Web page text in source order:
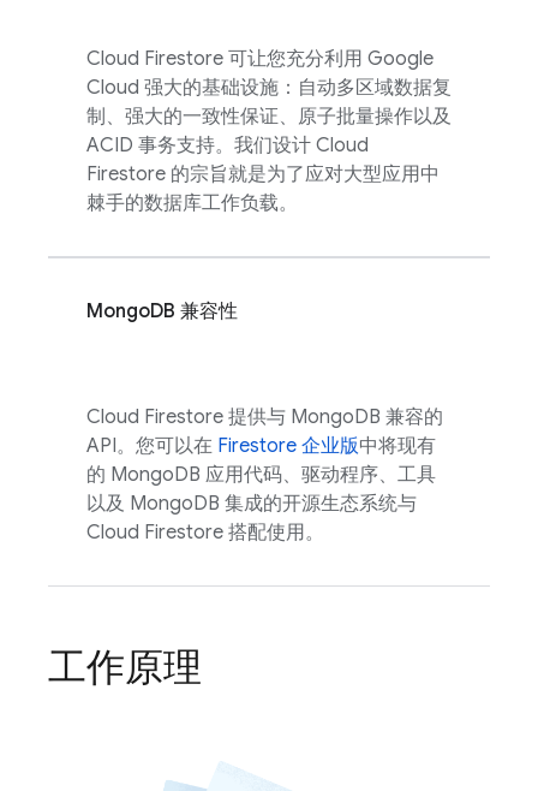
Cloud Firestore 可让您充分利用 Google
Cloud 强大的基础设施：自动多区域数据复
制、强大的一致性保证、原子批量操作以及
ACID 事务支持。我们设计 Cloud
Firestore 的宗旨就是为了应对大型应用中
棘手的数据库工作负载。
MongoDB 兼容性
Cloud Firestore 提供与 MongoDB 兼容的
API。您可以在 Firestore 企业版中将现有
的 MongoDB 应用代码、驱动程序、工具
以及 MongoDB 集成的开源生态系统与
Cloud Firestore 搭配使用。
工作原理